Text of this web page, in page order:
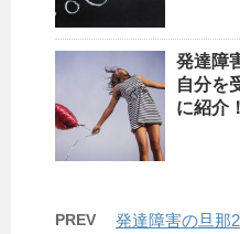
発達障
自分を
に紹介！
PREV 発達障害の旦那